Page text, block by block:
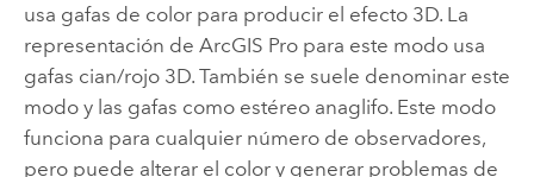
usa gafas de color para producir el efecto 3D. La
representación de ArcGIS Propara este modo usa
gafas cian/rojo 3D. También se suele denominar este
modo y las gafas como estéreo anaglifo. Este modo
funciona para cualquier número de observadores,
pero puede alterar el color y generar problemas de